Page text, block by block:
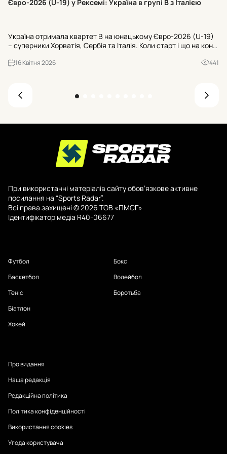
Євро-2026 (U-19) у Рексемі: Україна в групі В з Італією
Україна отримала квартет В на юнацькому Євро-2026 (U-19)
– суперники Хорватія, Сербія та Італія. Коли старт і що на кону
16 Квітня 2026 441
При використанні матеріалів сайту обов’язкове активне
посилання на “Sports Radar”.
Всі права захищені © 2026 ТОВ «ПМСГ»
Ідентифікатор медіа R40-06677
Футбол
Баскетбол
Теніс
Біатлон
Хокей
Бокс
Волейбол
Боротьба
Про видання
Наша редакція
Редакційна політика
Політика конфіденційності
Використання cookies
Угода користувача